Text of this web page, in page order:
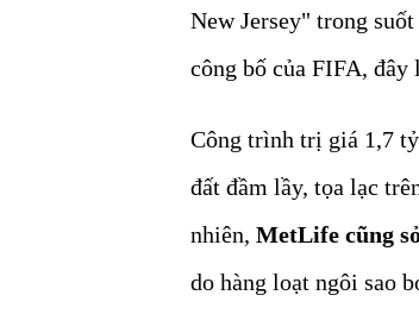
New Jersey" trong
công bố của FIFA, đây
Công trình trị giá 1,7
đất đầm lầy, tọa lạc
nhiên, MetLife cũng
do hàng loạt ngôi sao